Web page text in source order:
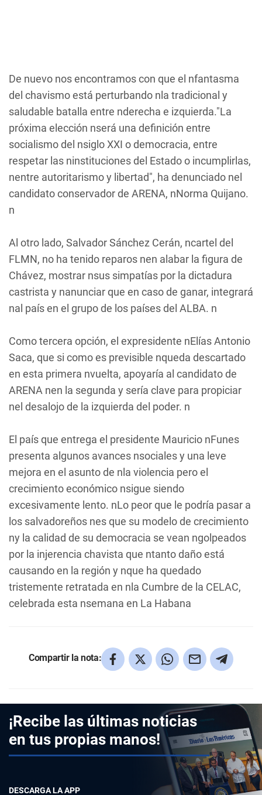
De nuevo nos encontramos con que el nfantasma
del chavismo está perturbando nla tradicional y
saludable batalla entre nderecha e izquierda."La
próxima elección nserá una definición entre
socialismo del nsiglo XXI o democracia, entre
respetar las ninstituciones del Estado o incumplirlas,
nentre autoritarismo y libertad", ha denunciado nel
candidato conservador de ARENA, nNorma Quijano.
n
Al otro lado, Salvador Sánchez Cerán, ncartel del
FLMN, no ha tenido reparos nen alabar la figura de
Chávez, mostrar nsus simpatías por la dictadura
castrista y nanunciar que en caso de ganar, integrará
nal país en el grupo de los países del ALBA. n
Como tercera opción, el expresidente nElías Antonio
Saca, que si como es previsible nqueda descartado
en esta primera nvuelta, apoyaría al candidato de
ARENA nen la segunda y sería clave para propiciar
nel desalojo de la izquierda del poder. n
El país que entrega el presidente Mauricio nFunes
presenta algunos avances nsociales y una leve
mejora en el asunto de nla violencia pero el
crecimiento económico nsigue siendo
excesivamente lento. nLo peor que le podría pasar a
los salvadoreños nes que su modelo de crecimiento
ny la calidad de su democracia se vean ngolpeados
por la injerencia chavista que ntanto daño está
causando en la región y nque ha quedado
tristemente retratada en nla Cumbre de la CELAC,
celebrada esta nsemana en La Habana
Compartir la nota:
¡Recibe las últimas noticias
en tus propias manos!
DESCARGA LA APP